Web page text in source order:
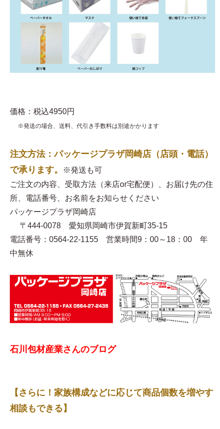
価格：税込4950円
※発送の場合、送料、代引き手数料は別途かかります
注文方法：パッケージプラザ岡崎店（店頭・電話）
で承ります。
※発送も可
ご注文の内容、受取方法（来店or宅配便）、お届け先の住
所、電話番号、お名前をお知らせください
パッケージプラザ岡崎店
〒444-0078 愛知県岡崎市伊賀新町35-15
電話番号：0564-22-1155 営業時間9：00～18：00 年
中無休
石川包材産業さんのブログ
【さらに！家族構成などに応じて商品個数を増やす
相談もできる】